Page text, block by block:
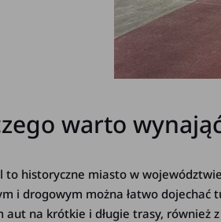
warto
to historyczne miasto w
i drogowym można łatwo dojechać
aut na krótkie i długie trasy, również